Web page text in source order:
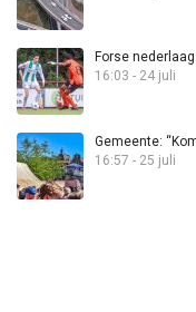
Forse
16:03 - 24 juli
Gemeente:
16:57 - 25 juli